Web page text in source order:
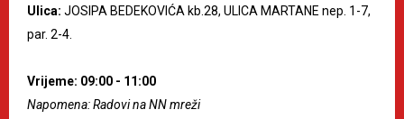
Ulica: JOSIPA BEDEKOVIĆA kb.28, ULICA MARTANE nep. 1-7,
par. 2-4.
Vrijeme: 09:00 - 11:00
Napomena: Radovi na NN mreži